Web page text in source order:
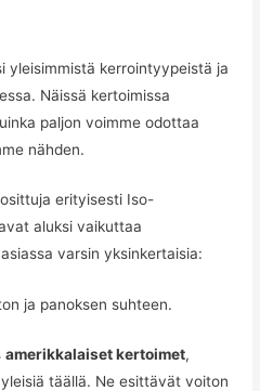
yleisimmistä kerrointyypeistä ja
Näissä kertoimissa
paljon voimme odottaa
nähden.
erityisesti Iso-
aluksi vaikuttaa
varsin yksinkertaisia:
ja panoksen suhteen.
amerikkalaiset kertoimet,
täällä. Ne esittävät voiton